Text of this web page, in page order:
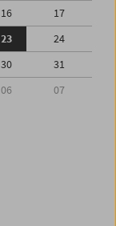
16
17
23
24
30
31
06 07